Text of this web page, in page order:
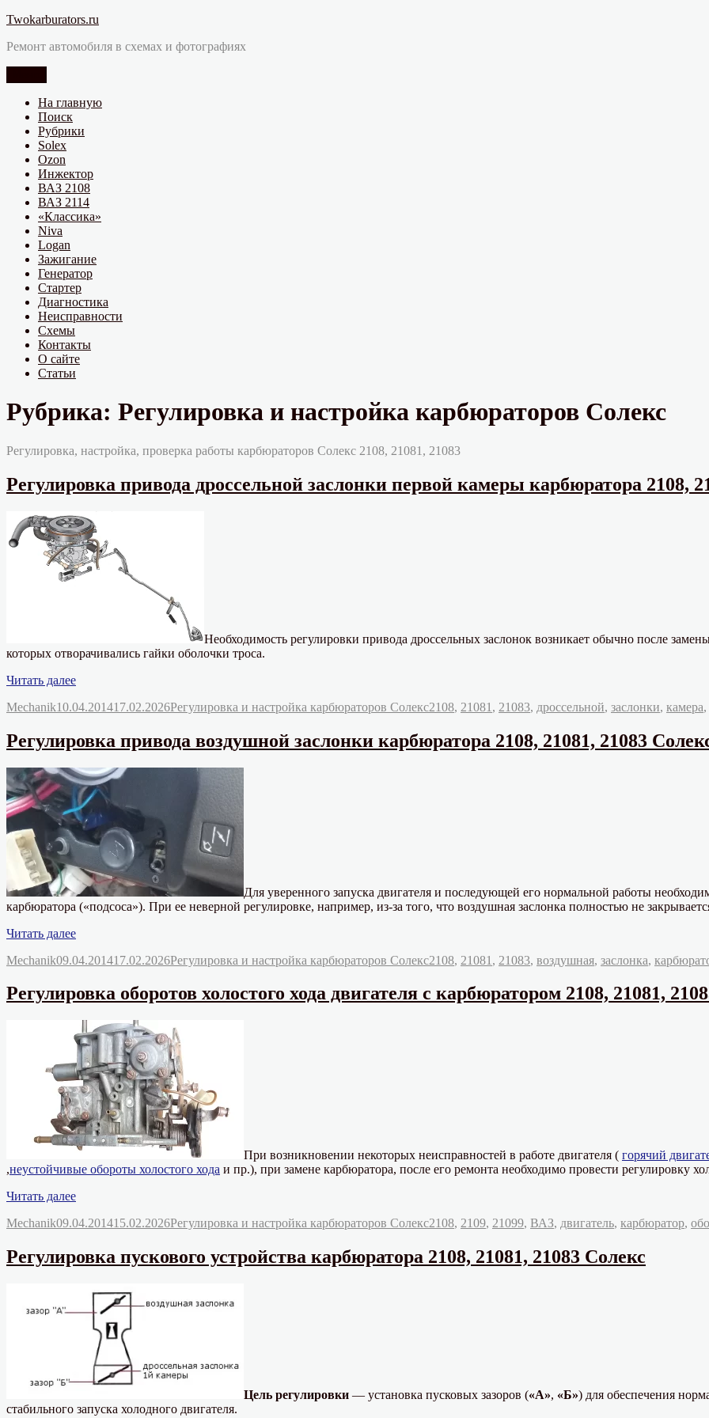
Перейти
содержимому
Twokarburators.ru
Ремонт автомобиля в схемах и фотографиях
На главную
Поиск
Рубрики
Solex
Ozon
Инжектор
ВАЗ 2108
ВАЗ 2114
«Классика»
Niva
Logan
Зажигание
Генератор
Стартер
Диагностика
Неисправности
Схемы
Контакты
О сайте
Статьи
Рубрика: Регулировка и настройка карбюраторов Солекс
Регулировка, настройка, проверка работы карбюраторов Солекс 2108, 21081, 21083
Регулировка привода дроссельной заслонки первой камеры карбюратора 2108,
Необходимость регулировки привода дроссельных заслонок возникает обычно после
которых отворачивались гайки оболочки троса.
Читать далее«Регулировка
дроссельной
первой
камеры
карбюратора
2108,
21081,
21083
Солекс»
Автор
MechanikОпубликовано
10.04.201417.02.2026Рубрики
Регулировка и настройка карбюраторов СолексМетки
2108, 21081 , 21083, дроссельной, заслонки, камера,
Регулировка привода воздушной заслонки карбюратора 2108, 21081, 21083
Для уверенного запуска двигателя и последующей его нормальной работы
карбюратора («подсоса»). При ее неверной регулировке, например, из-за того, что воздушная заслонка полностью не
Читать далее«Регулировка
воздушной
карбюратора
2108,
21081,
21083
Солекс»
Автор
MechanikОпубликовано
09.04.201417.02.2026Рубрики
Регулировка и настройка карбюраторов СолексМетки
2108, 21081 , 21083, воздушная, заслонка,
Регулировка оборотов холостого хода двигателя с карбюратором 2108, 21081,
При возникновении некоторых неисправностей в работе двигателя ( горячий
,неустойчивые обороты холостого хода и пр.), при замене карбюратора, после его ремонта необходимо провести регулировку
Читать далее«Регулировка
холостого
двигателя
с
2108,
21081,
21083
Солекс»
Автор
MechanikОпубликовано
09.04.201415.02.2026Рубрики
Регулировка и настройка карбюраторов СолексМетки
2108, 2109, 21099, ВАЗ, двигатель, карбюратор,
Регулировка пускового устройства карбюратора 2108, 21081, 21083 Солекс
Цель регулировки — установка пусковых зазоров («А», «Б») для обеспечения
стабильного запуска холодного двигателя.